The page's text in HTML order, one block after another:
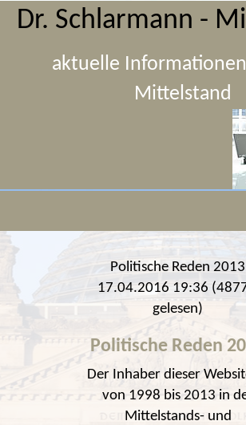
Dr. Schlarmann -
aktuelle
Mittelstand
Politische Reden 2013
17.04.2016 19:36 (
gelesen)
Politische Reden
Der Inhaber dieser
von 1998 bis 2013 in
Mittelstands- und